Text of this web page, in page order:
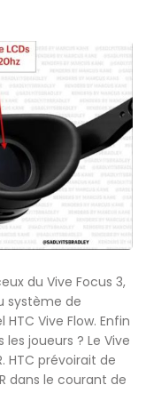
du Vive Focus 3,
système de
Vive Flow. Enfin
joueurs ? Le Vive
HTC prévoirait de
dans le courant de